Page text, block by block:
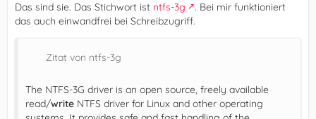
Das sind sie. Das Stichwort ist ntfs-3g
. Bei mir funktioniert
das auch einwandfrei bei Schreibzugriff.
Zitat von ntfs-3g
The NTFS-3G driver is an open source, freely available
read/write NTFS driver for Linux and other operating